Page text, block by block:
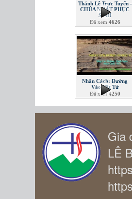
Thánh Lễ Trực Tuyến -
CHÚA NHẬT PHỤC
SINH
Đã xem 4626
Nhân Cách: Đường
Vào Bất Tử
Đã xem4250
Gia
LÊ